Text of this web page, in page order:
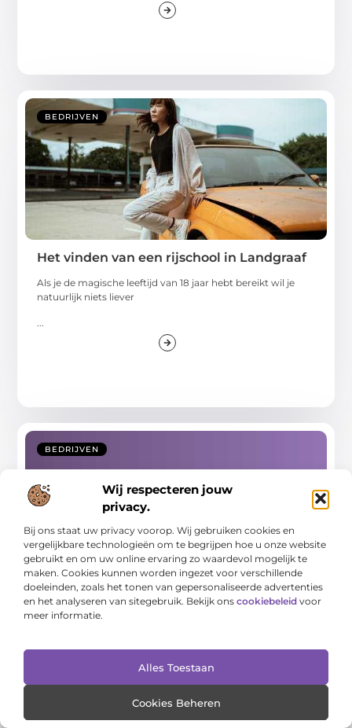
Wij respecteren jouw
privacy.
Bij ons staat uw privacy voorop. Wij gebruiken cookies en
vergelijkbare technologieën om te begrijpen hoe u onze website
gebruikt en om uw online ervaring zo waardevol mogelijk te
maken. Cookies kunnen worden ingezet voor verschillende
doeleinden, zoals het tonen van gepersonaliseerde advertenties
en het analyseren van sitegebruik. Bekijk ons cookiebeleid voor
meer informatie.
Alles Toestaan
Cookies Beheren
BEDRIJVEN
Het vinden van een rijschool in Landgraaf
Als je de magische leeftijd van 18 jaar hebt bereikt wil je
natuurlijk niets liever
BEDRIJVEN
Het vertaalbureau Spaans werkt
professioneel en snel